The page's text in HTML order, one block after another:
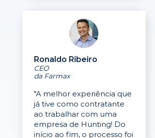
Ronaldo Ribeiro
CEO
da Farmax
"A melhor experiência que
já tive como contratante
ao trabalhar com uma
empresa de Hunting! Do
início ao fim, o processo foi